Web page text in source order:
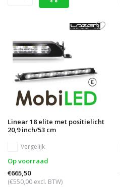
Linear 18 elite met positielicht
20,9 inch/53 cm
Vergelijk
Op voorraad
€665,50
(€550,00 excl. BTW)